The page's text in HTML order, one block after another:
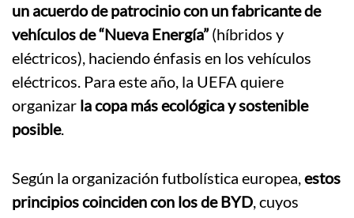
un acuerdo de patrocinio con un fabricante de
vehículos de “Nueva Energía” (híbridos y
eléctricos), haciendo énfasis en los vehículos
eléctricos. Para este año, la UEFA quiere
organizar la copa más ecológica y sostenible
posible.
Según la organización futbolística europea,estos
principios coinciden con los de BYD, cuyos